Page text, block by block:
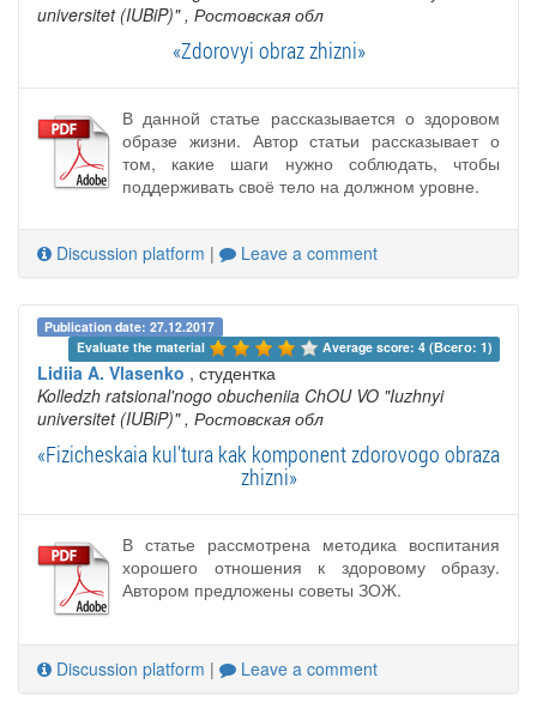
universitet (IUBiP)" , Ростовская обл
«Zdorovyi obraz zhizni»
В данной статье рассказывается о здоровом
образе жизни. Автор статьи рассказывает о
том, какие шаги нужно соблюдать, чтобы
поддерживать своё тело на должном уровне.
Discussion platform | Leave a comment
Publication date: 27.12.2017
Evaluate the material
Average score: 4 (Всего: 1)
Lidiia A. Vlasenko , студентка
Kolledzh ratsional'nogo obucheniia ChOU VO "Iuzhnyi
universitet (IUBiP)" , Ростовская обл
«Fizicheskaia kul'tura kak komponent zdorovogo obraza
zhizni»
В статье рассмотрена методика воспитания
хорошего отношения к здоровому образу.
Автором предложены советы ЗОЖ.
Discussion platform | Leave a comment